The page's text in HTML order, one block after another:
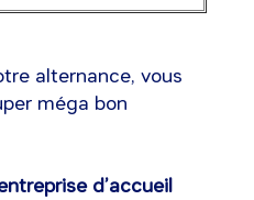
alternance, vous
méga bon
d’accueil